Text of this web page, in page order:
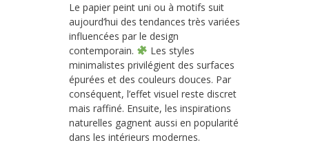
Le papier peint uni ou à motifs suit
aujourd’hui des tendances très variées
influencées par le design
contemporain.
Les styles
minimalistes privilégient des surfaces
épurées et des couleurs douces. Par
conséquent, l’effet visuel reste discret
mais raffiné. Ensuite, les inspirations
naturelles gagnent aussi en popularité
dans les intérieurs modernes.